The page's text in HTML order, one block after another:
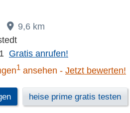
9,6 km
Gratis anrufen!
1 ansehen Jetzt bewerten!
heise prime gratis testen